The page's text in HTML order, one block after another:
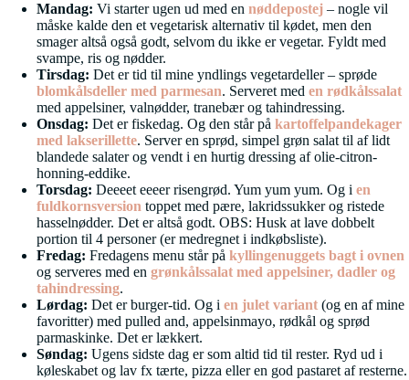
Mandag: Vi starter ugen ud med en nøddepostej – nogle vil
måske kalde den et vegetarisk alternativ til kødet, men den
smager altså også godt, selvom du ikke er vegetar. Fyldt med
svampe, ris og nødder.
Tirsdag: Det er tid til mine yndlings vegetardeller – sprøde
blomkålsdeller med parmesan. Serveret med en rødkålssalat
med appelsiner, valnødder, tranebær og tahindressing.
Onsdag: Det er fiskedag. Og den står på kartoffelpandekager
med lakserillette. Server en sprød, simpel grøn salat til af lidt
blandede salater og vendt i en hurtig dressing af olie-citron-
honning-eddike.
Torsdag: Deeeet eeeer risengrød. Yum yum yum. Og i en
fuldkornsversion toppet med pære, lakridssukker og ristede
hasselnødder. Det er altså godt. OBS: Husk at lave dobbelt
portion til 4 personer (er medregnet i indkøbsliste).
Fredag: Fredagens menu står på kyllingenuggets bagt i ovnen
og serveres med en grønkålssalat med appelsiner, dadler og
tahindressing.
Lørdag: Det er burger-tid. Og i en julet variant (og en af mine
favoritter) med pulled and, appelsinmayo, rødkål og sprød
parmaskinke. Det er lækkert.
Søndag: Ugens sidste dag er som altid tid til rester. Ryd ud i
køleskabet og lav fx tærte, pizza eller en god pastaret af resterne.